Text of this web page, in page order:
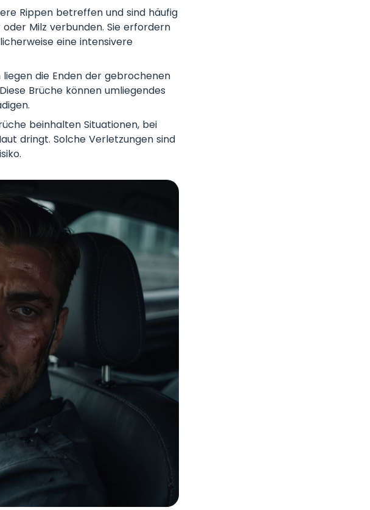
Rippen betreffen und sind häufig
Milz verbunden. Sie erfordern
eine intensivere
die Enden der gebrochenen
Brüche können umliegendes
beinhalten Situationen, bei
dringt. Solche Verletzungen sind